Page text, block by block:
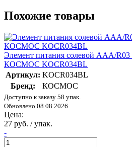
Похожие товары
Элемент питания солевой AAA/
КОСМОС KOCR034BL
Артикул: KOCR034BL
Бренд:
КОСМОС
Доступно к заказу 58 упак.
Обновлено 08.08.2026
Цена:
27 руб. / упак.
-